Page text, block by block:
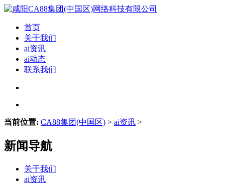
首页
关于我们
ai资讯
ai动态
联系我们
当前位置: CA88集团(中国区) > ai资讯 >
新闻导航
关于我们
ai资讯